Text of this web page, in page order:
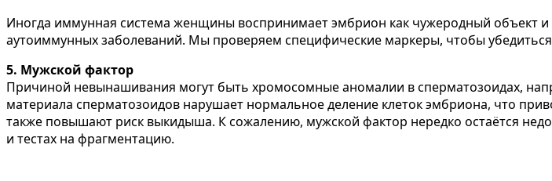
Иногда иммунная система женщины воспринимает эмбрион как чужеродный объект
аутоиммунных заболеваний. Мы проверяем специфические маркеры, чтобы
5. Мужской фактор
Причиной невынашивания могут быть хромосомные аномалии в сперматозоидах,
материала сперматозоидов нарушает нормальное деление клеток эмбриона, что
также повышают риск выкидыша. К сожалению, мужской фактор нередко остаётся
и тестах на фрагментацию.